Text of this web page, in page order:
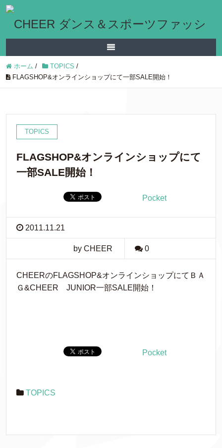
ホーム / TOPICS /
FLAGSHOP&オンラインショップにて一部SALE開始！
TOPICS
FLAGSHOP&オンラインショップにて
一部SALE開始！
Pocket
2011.11.21
by CHEER 0
CHEERのFLAGSHOP&オンラインショップにてＢＡ
Ｇ&CHEER JUNIOR一部SALE開始！
Pocket
TOPICS